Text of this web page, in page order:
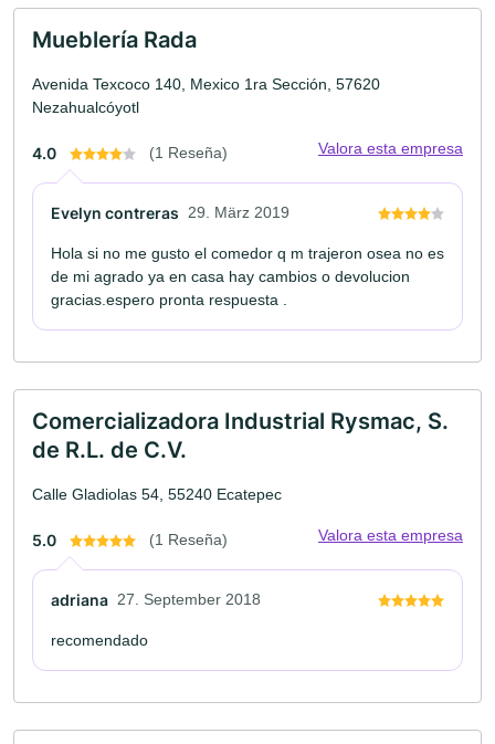
Mueblería Rada
Avenida Texcoco 140, Mexico 1ra Sección, 57620
Nezahualcóyotl
4.0 (1 Reseña) Valora esta empresa
Evelyn contreras 29. März 2019
Hola si no me gusto el comedor q m trajeron osea no es
de mi agrado ya en casa hay cambios o devolucion
gracias.espero pronta respuesta .
Comercializadora Industrial Rysmac, S.
de R.L. de C.V.
Calle Gladiolas 54, 55240 Ecatepec
5.0 (1 Reseña) Valora esta empresa
adriana 27. September 2018
recomendado